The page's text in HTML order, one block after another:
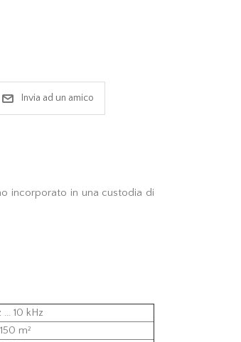
incorporato in una custodia di
10 kHz
m²